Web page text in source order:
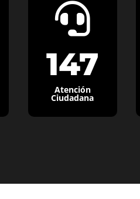

147
Atención
Ciudadana